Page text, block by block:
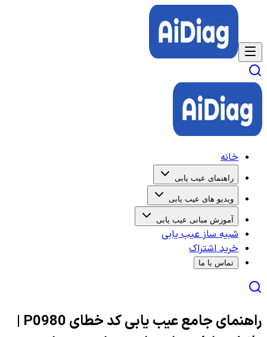
خانه
راهنمای عیب یابی
ویدیو های عیب یابی
آموزش مبانی عیب یابی
شبیه ساز عیب یابی
خرید اشتراک
تماس با ما
راهنمای جامع عیب یابی کد خطای P0980 |